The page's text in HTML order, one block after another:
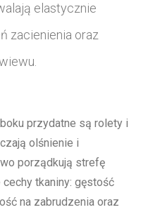
elastycznie
zacienienia oraz
przydatne są rolety i
olśnienie i
porządkują strefę
tkaniny: gęstość
na zabrudzenia oraz